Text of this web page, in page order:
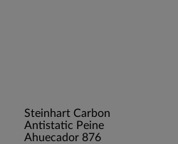
Steinhart Carbon
Antistatic Peine
Ahuecador 876